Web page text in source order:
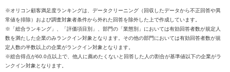
※オリコン顧客満足度ランキングは、データクリーニング（回収したデータから不正回答や異
常値を排除）および調査対象者条件から外れた回答を除外した上で作成しています。
※「総合ランキング」、「評価項目別」、部門の「業態別」においては有効回答者数が規定人
数を満たした企業のみランクイン対象となります。その他の部門においては有効回答者数が規
定人数の半数以上の企業がランクイン対象となります。
※総合得点が60.0点以上で、他人に薦めたくないと回答した人の割合が基準値以下の企業がラ
ンクイン対象となります。